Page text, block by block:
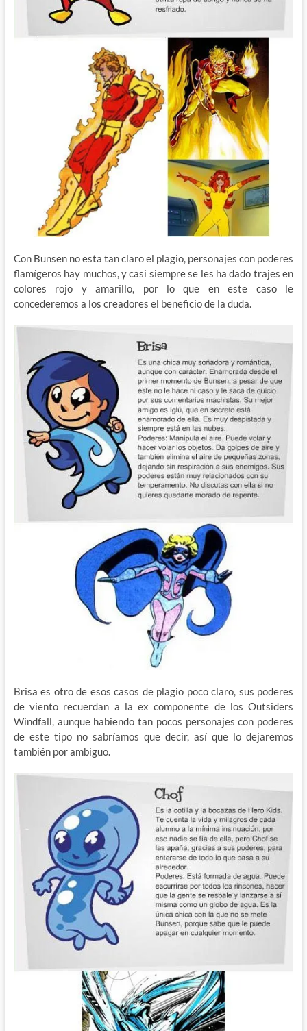
Con Bunsen no esta tan claro el plagio, personajes con poderes
flamígeros hay muchos, y casi siempre se les ha dado trajes en
colores rojo y amarillo, por lo que en este caso le
concederemos a los creadores el beneficio de la duda.
Brisa es otro de esos casos de plagio poco claro, sus poderes
de viento recuerdan a la ex componente de los Outsiders
Windfall, aunque habiendo tan pocos personajes con poderes
de este tipo no sabríamos que decir, así que lo dejaremos
también por ambiguo.